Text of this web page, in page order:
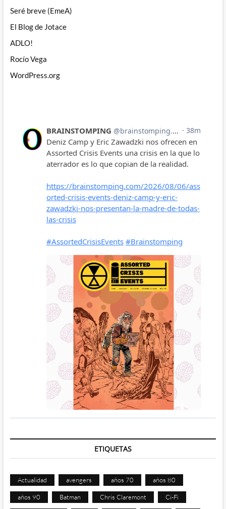
Seré breve (EmeA)
El Blog de Jotace
ADLO!
Rocío Vega
WordPress.org
ETIQUETAS
Actualidad avengers años 70 años 80
años 90 Batman Chris Claremont Ci-Fi